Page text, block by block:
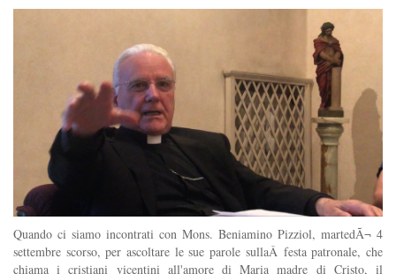
Quando ci siamo incontrati con Mons. Beniamino Pizziol, martedÃ¬ 4
settembre scorso, per ascoltare le sue parole sullaÂ festa patronale, che
chiama i cristiani vicentini all'amore di Maria madre di Cristo, il